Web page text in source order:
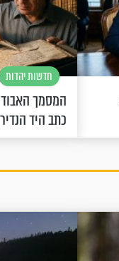
חדשות יהדות
המסמך
כתב היד